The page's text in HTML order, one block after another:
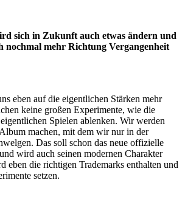
sich in Zukunft auch etwas ändern und
nochmal mehr Richtung Vergangenheit
eben auf die eigentlichen Stärken mehr
keine großen Experimente, wie die
Spielen ablenken. Wir werden
machen, mit dem wir nur in der
Das soll schon das neue offizielle
wird auch seinen modernen Charakter
eben die richtigen Trademarks enthalten und
setzen.